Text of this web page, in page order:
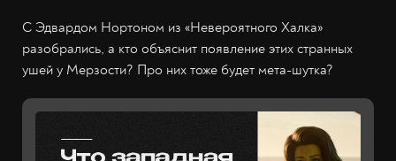
C Эдвардом Нортоном из «Невероятного Халка»
разобрались, а кто объяснит появление этих странных
ушей у Мерзости? Про них тоже будет мета-шутка?